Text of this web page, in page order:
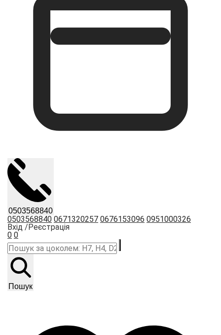
0503568840
0503568840 0671320257 0676153096 0951000326
Вхід /Реєстрація
0 0
Пошук